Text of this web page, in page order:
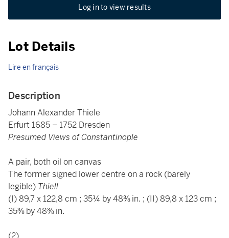
Log in to view results
Lot Details
Lire en français
Description
Johann Alexander Thiele
Erfurt 1685 – 1752 Dresden
Presumed Views of Constantinople
A pair, both oil on canvas
The former signed lower centre on a rock (barely
legible) Thiell
(I) 89,7 x 122,8 cm ; 35¼ by 48⅜ in. ; (II) 89,8 x 123 cm ;
35⅜ by 48⅜ in.
(2)